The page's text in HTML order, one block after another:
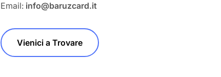
Email: info@baruzcard.it
Vienici a Trovare